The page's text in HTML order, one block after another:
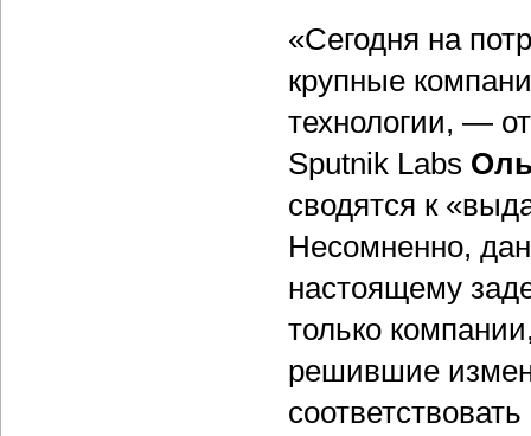
«Сегодня на
крупные
технологии, —
Sputnik Labs
сводятся к
Несомненно,
настоящему
только
решившие